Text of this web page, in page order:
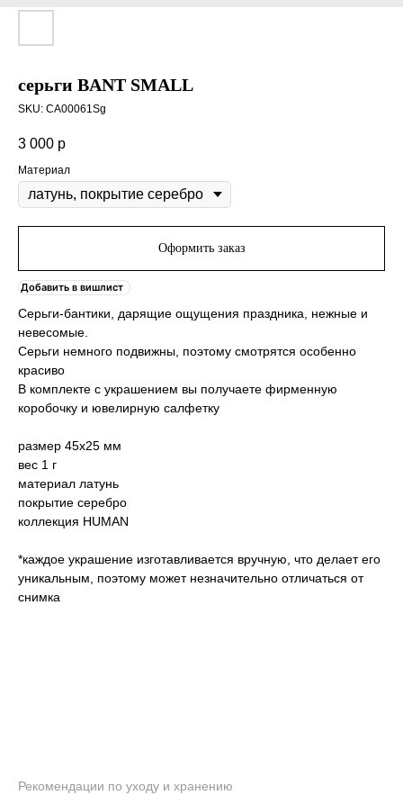
серьги BANT SMALL
SKU: CA00061Sg
3 000 р
Материал
Оформить заказ
Добавить в вишлист
Серьги-бантики, дарящие ощущения праздника, нежные и
невесомые.
Серьги немного подвижны, поэтому смотрятся особенно
красиво
В комплекте с украшением вы получаете фирменную
коробочку и ювелирную салфетку
размер 45х25 мм
вес 1 г
материал латунь
покрытие серебро
коллекция HUMAN
*каждое украшение изготавливается вручную, что делает его
уникальным, поэтому может незначительно отличаться от
снимка
Рекомендации по уходу и хранению